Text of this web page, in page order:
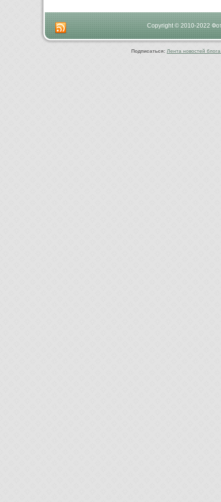
Copyright © 2010-2022
Подписаться: Лента новостей